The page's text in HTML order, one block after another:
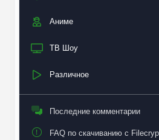
Аниме
ТВ Шоу
Различное
Последние комментарии
FAQ по скачиванию с